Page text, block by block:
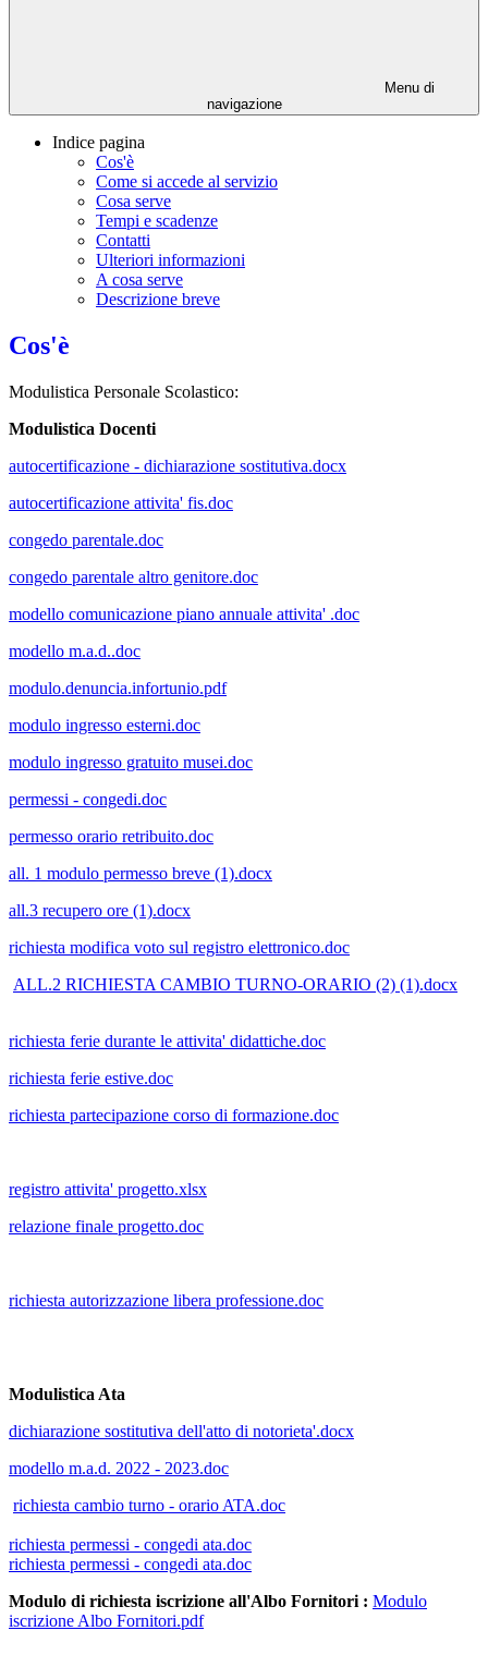
Menu di
navigazione
Indice pagina
Cos'è
Come si accede al servizio
Cosa serve
Tempi e scadenze
Contatti
Ulteriori informazioni
A cosa serve
Descrizione breve
Cos'è
Modulistica Personale Scolastico:
Modulistica Docenti
autocertificazione - dichiarazione sostitutiva.docx
autocertificazione attivita' fis.doc
congedo parentale.doc
congedo parentale altro genitore.doc
modello comunicazione piano annuale attivita' .doc
modello m.a.d..doc
modulo.denuncia.infortunio.pdf
modulo ingresso esterni.doc
modulo ingresso gratuito musei.doc
permessi - congedi.doc
permesso orario retribuito.doc
all. 1 modulo permesso breve (1).docx
all.3 recupero ore (1).docx
richiesta modifica voto sul registro elettronico.doc
ALL.2 RICHIESTA CAMBIO TURNO-ORARIO (2) (1).docx
richiesta ferie durante le attivita' didattiche.doc
richiesta ferie estive.doc
richiesta partecipazione corso di formazione.doc
registro attivita' progetto.xlsx
relazione finale progetto.doc
richiesta autorizzazione libera professione.doc
Modulistica Ata
dichiarazione sostitutiva dell'atto di notorieta'.docx
modello m.a.d. 2022 - 2023.doc
richiesta cambio turno - orario ATA.doc
richiesta permessi - congedi ata.doc
richiesta permessi - congedi ata.doc
Modulo di richiesta iscrizione all'Albo Fornitori : Modulo
iscrizione Albo Fornitori.pdf